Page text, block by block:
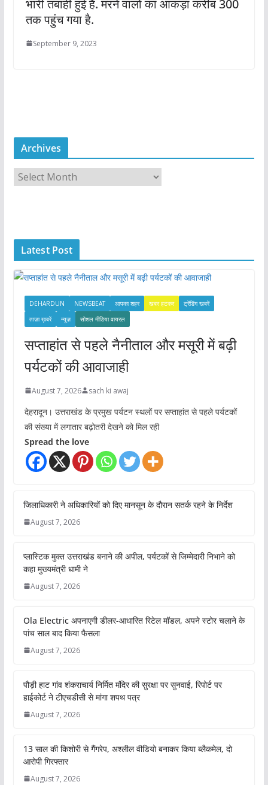
भारी तबाही हुई है. मरने वालों का आंकड़ा करीब 300
तक पहुंच गया है.
September 9, 2023
Archives
r
e
s
Latest Post
DEHARDUN NEWSBEAT आपका शहर खबर हटकर
ट्रेंडिंग खबरें
ताज़ा ख़बरें
न्यूज़ सोशल मीडिया वायरल
सप्ताहांत से पहले नैनीताल और मसूरी में बढ़ी
पर्यटकों की आवाजाही
August 7, 2026 sach ki awaj
देहरादून। उत्तराखंड के प्रमुख पर्यटन स्थलों पर सप्ताहांत से पहले पर्यटकों
की संख्या में लगातार बढ़ोतरी देखने को मिल रही
Spread the love
जिलाधिकारी ने अधिकारियों को दिए मानसून के दौरान सतर्क रहने के निर्देश
August 7, 2026
प्लास्टिक मुक्त उत्तराखंड बनाने की अपील, पर्यटकों से जिम्मेदारी निभाने को
कहा मुख्यमंत्री धामी ने
August 7, 2026
Ola Electric अपनाएगी डीलर-आधारित रिटेल मॉडल, अपने स्टोर चलाने के
पांच साल बाद किया फैसला
August 7, 2026
पौड़ी हाट गांव शंकराचार्य निर्मित मंदिर की सुरक्षा पर सुनवाई, रिपोर्ट पर
हाईकोर्ट ने टीएचडीसी से मांगा शपथ पत्र
August 7, 2026
13 साल की किशोरी से गैंगरेप, अश्लील वीडियो बनाकर किया ब्लैकमेल, दो
आरोपी गिरफ्तार
August 7, 2026